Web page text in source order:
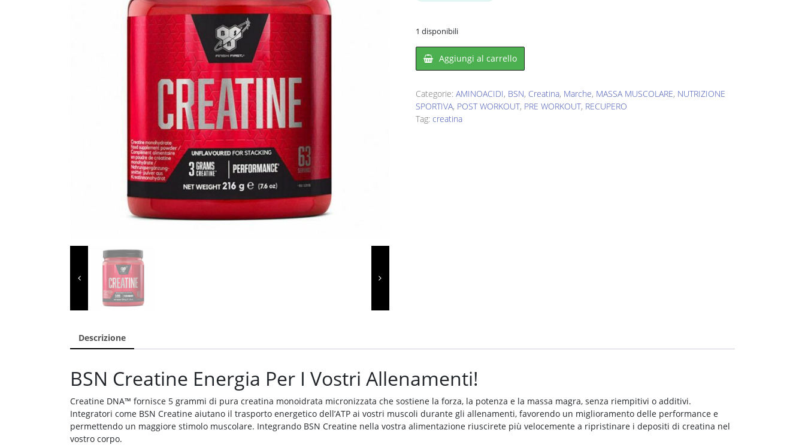
€35,00.
1 disponibili
Aggiungi al carrello
Categorie:AMINOACIDI, BSN, Creatina, Marche, MASSA MUSCOLARE, NUTRIZIONE
SPORTIVA, POST WORKOUT, PRE WORKOUT, RECUPERO
Tag:creatina
Descrizione
BSN Creatine Energia Per I Vostri Allenamenti!
Creatine DNA™ fornisce 5 grammi di pura creatina monoidrata micronizzata che sostiene la forza, la potenza e la massa magra, senza riempitivi o additivi.
Integratori come BSN Creatine aiutano il trasporto energetico dell’ATP ai vostri muscoli durante gli allenamenti, favorendo un miglioramento delle performance e
permettendo un maggiore stimolo muscolare. Integrando BSN Creatine nella vostra alimentazione riuscirete più velocemente a ripristinare i depositi di creatina nel
vostro corpo.